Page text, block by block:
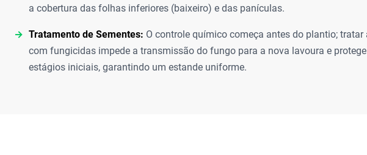
a cobertura das folhas inferiores (baixeiro) e das panículas.
Tratamento de Sementes: O controle químico começa antes do plantio; tratar
com fungicidas impede a transmissão do fungo para a nova lavoura e
estágios iniciais, garantindo um estande uniforme.